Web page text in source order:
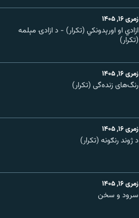
زمری ۱۶, ۱۴۰۵
ازادي او اورېدونکي (تکرار) - د ازادۍ مېلمه
(تکرار)
زمری ۱۶, ۱۴۰۵
رنگ‌های زنده‌گی (تکرار)
زمری ۱۶, ۱۴۰۵
د ژوند رنګونه (تکرار)
زمری ۱۶, ۱۴۰۵
سرود و سخن